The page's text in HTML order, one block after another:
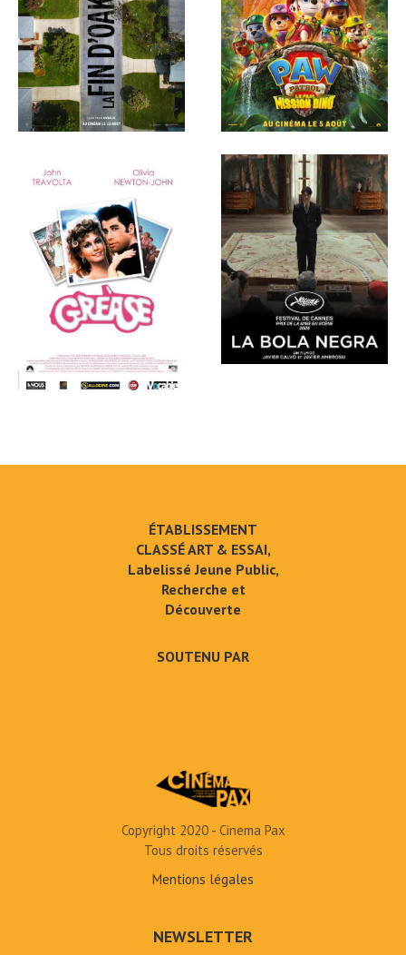
ÉTABLISSEMENT
CLASSÉ ART & ESSAI,
Labelissé Jeune Public,
Recherche et
Découverte
SOUTENU PAR
Copyright 2020 - Cinema Pax
Tous droits réservés
Mentions légales
NEWSLETTER